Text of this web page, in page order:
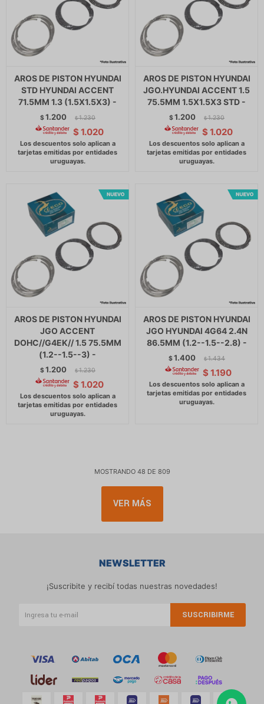
AROS DE PISTON HYUNDAI
STD HYUNDAI ACCENT
71.5MM 1.3 (1.5X1.5X3) -
$1.200 $ 1.230
$ 1.020
AROS DE PISTON HYUNDAI
JGO.HYUNDAI ACCENT 1.5
75.5MM 1.5X1.5X3 STD -
$1.200 $ 1.230
$ 1.020
AROS DE PISTON HYUNDAI
JGO ACCENT
DOHC//G4EK// 1.5 75.5MM
(1.2--1.5--3) -
$1.200 $ 1.230
$ 1.020
AROS DE PISTON HYUNDAI
JGO HYUNDAI 4G64 2.4N
86.5MM (1.2--1.5--2.8) -
$1.400 $ 1.434
$ 1.190
MOSTRANDO 48 DE 809
VER MÁS
NEWSLETTER
¡Suscribite y recibí todas nuestras novedades!
SUSCRIBIRME